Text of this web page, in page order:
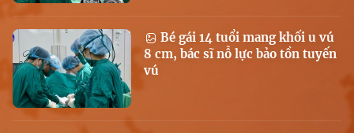
Bé gái 14 tuổi mang khối u vú
8 cm, bác sĩ nỗ lực bảo tồn tuyến
vú